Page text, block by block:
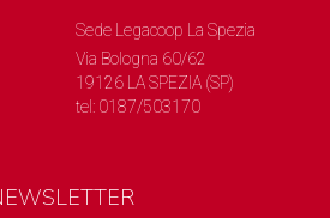
Sede Legacoop La Spezia
Via Bologna 60/62
19126 LA SPEZIA (SP)
tel: 0187/503170